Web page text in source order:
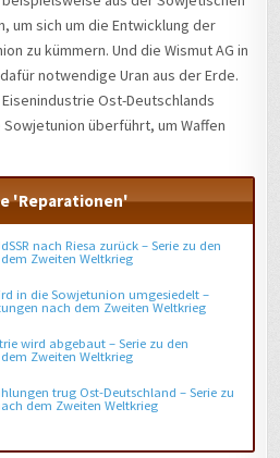
um sich um die Entwicklung der
zu kümmern. Und die Wismut AG in
notwendige Uran aus der Erde.
Ost-Deutschlands
überführt, um Waffen
'Reparationen'
nach Riesa zurück – Serie zu den
Zweiten Weltkrieg
in die Sowjetunion umgesiedelt –
nach dem Zweiten Weltkrieg
wird abgebaut – Serie zu den
Zweiten Weltkrieg
trug Ost-Deutschland – Serie zu
dem Zweiten Weltkrieg